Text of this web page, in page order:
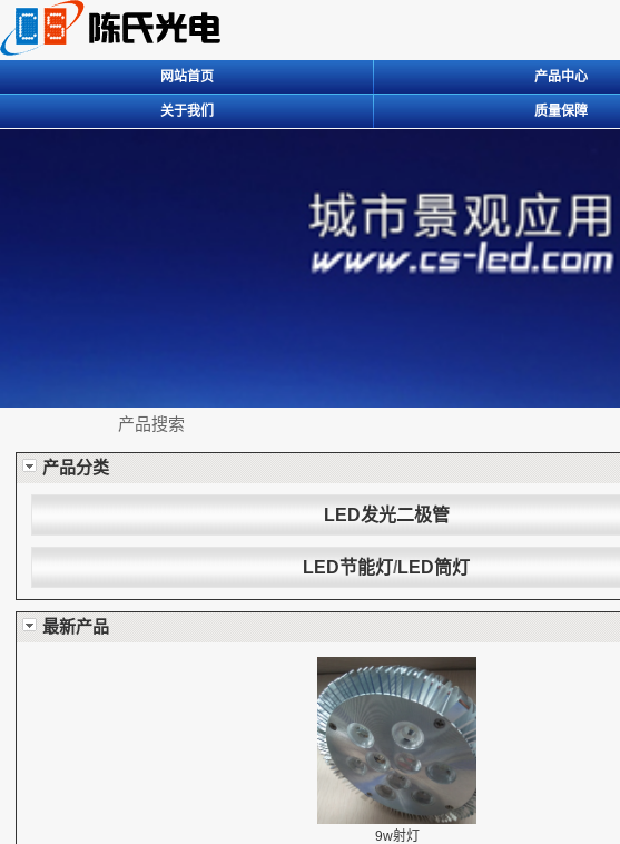
网站首页 产品中心
关于我们 质量保障
产品搜索
产品分类
LED发光二极管
LED节能灯/LED筒灯
最新产品
9w射灯